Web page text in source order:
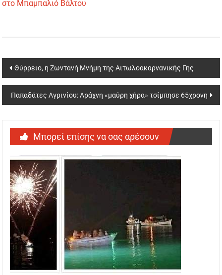
στο Μπαμπαλιό Βάλτου
Post
navigation
Θύρρειο, η Ζωντανή Μνήμη της Αιτωλοακαρνανικής Γης
Παπαδάτες Αγρινίου: Αράχνη «μαύρη χήρα» τσίμπησε 65χρονη
Μπορεί επίσης να σας αρέσουν